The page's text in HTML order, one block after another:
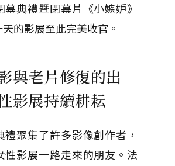
幕典禮暨閉幕片《小嫉妒》
的影展至此完美收官。
與老片修復的出
影展持續耕耘
禮聚集了許多影像創作者，
性影展一路走來的朋友。法